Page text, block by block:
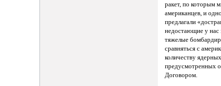
ракет, по которым
американцев, и
предлагали
недостающие у нас
тяжелые
сравняться с
количеству
предусмотренных
Договором.